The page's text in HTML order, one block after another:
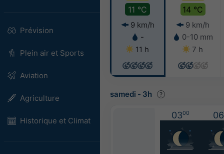
Prévision
Plein air et Sports
Aviation
Agriculture
Historique et Climat
11 °C
9 km/h
-
11 h
14 °C
9 km/h
0-10 mm
7 h
samedi - 3h
0300 06